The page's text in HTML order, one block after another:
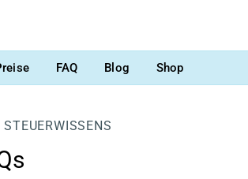
FAQ Blog Shop